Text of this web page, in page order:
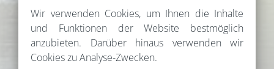
Wir verwenden Cookies, um Ihnen die Inhalte
und Funktionen der Website bestmöglich
anzubieten. Darüber hinaus verwenden wir
Cookies zu Analyse-Zwecken.